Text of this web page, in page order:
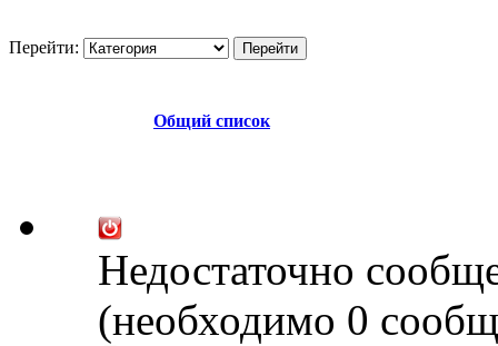
Перейти:
Общий список
Недостаточно
(необходимо 0